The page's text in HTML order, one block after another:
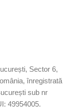
Sector 6,
înregistrată
sub nr
49954005.